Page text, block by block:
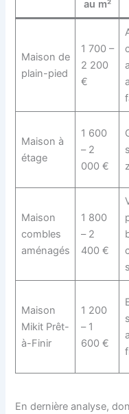
au m²
Maison de
plain-pied
1 700 –
2 200
€
Maison à
étage
1 600
– 2
000 €
Maison
combles
aménagés
1 800
– 2
400 €
Maison
Mikit Prêt-
à-Finir
1 200
– 1
600 €
En dernière analyse,